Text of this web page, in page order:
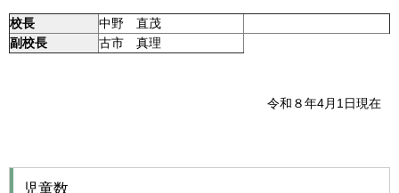
校長
中野 直茂
副校長
古市 真理
令和８年4月1日現在
児童数